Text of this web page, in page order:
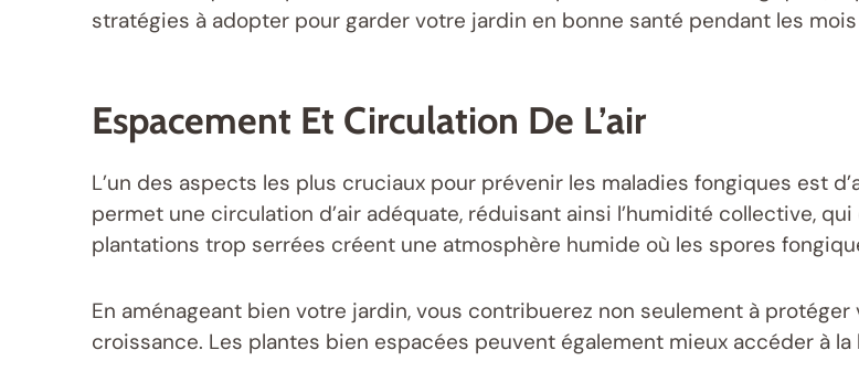
stratégies à adopter pour garder votre jardin en bonne santé pendant les
Espacement Et Circulation De L’air
L’un des aspects les plus cruciaux pour prévenir les maladies fongiques est
permet une circulation d’air adéquate, réduisant ainsi l’humidité collective,
plantations trop serrées créent une atmosphère humide où les spores
En aménageant bien votre jardin, vous contribuerez non seulement à
croissance. Les plantes bien espacées peuvent également mieux accéder à